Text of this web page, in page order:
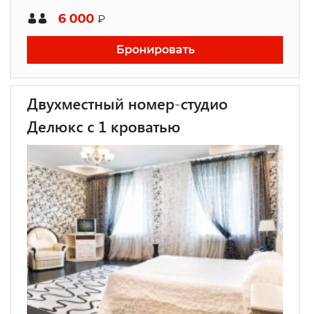
6 000 ₽
Бронировать
Двухместный номер-студио
Делюкс с 1 кроватью